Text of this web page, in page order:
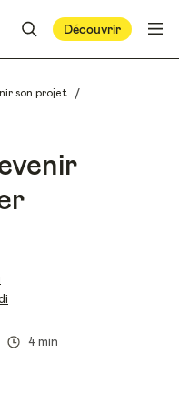
Découvrir
son projet /
4 min